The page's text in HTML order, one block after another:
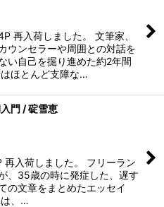
入荷しました。 文筆家、
ウンセラーや周囲との対話を
い自己を掘り進めた約2年間
ほとんど支障な…
門 / 碇雪恵
入荷しました。 フリーラン
、35歳の時に発症した、遅す
の文章をまとめたエッセイ
は、…